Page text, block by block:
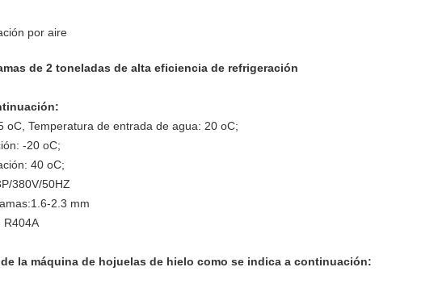
por aire
de 2 toneladas de alta eficiencia de refrigeración
oC, Temperatura de entrada de agua: 20 oC;
-20 oC;
40 oC;
380V/50HZ
2.3 mm
R404A
la máquina de hojuelas de hielo como se indica a continuación: